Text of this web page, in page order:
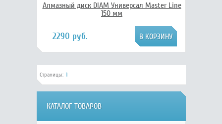
Алмазный диск DIAM Универсал Master Line
150 мм
2290 руб.
Страницы: 1
КАТАЛОГ ТОВАРОВ